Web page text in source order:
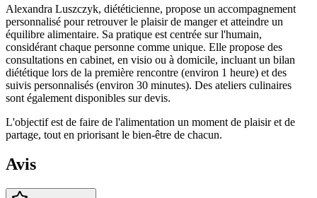
Alexandra Luszczyk, diététicienne, propose un accompagnement
personnalisé pour retrouver le plaisir de manger et atteindre un
équilibre alimentaire. Sa pratique est centrée sur l'humain,
considérant chaque personne comme unique. Elle propose des
consultations en cabinet, en visio ou à domicile, incluant un bilan
diététique lors de la première rencontre (environ 1 heure) et des
suivis personnalisés (environ 30 minutes). Des ateliers culinaires
sont également disponibles sur devis.
L'objectif est de faire de l'alimentation un moment de plaisir et de
partage, tout en priorisant le bien-être de chacun.
Avis